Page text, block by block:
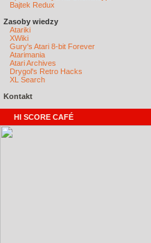
Bajtek Redux
Zasoby wiedzy
Atariki
XWiki
Gury's Atari 8-bit Forever
Atarimania
Atari Archives
Drygol's Retro Hacks
XL Search
Kontakt
HI SCORE CAFÉ